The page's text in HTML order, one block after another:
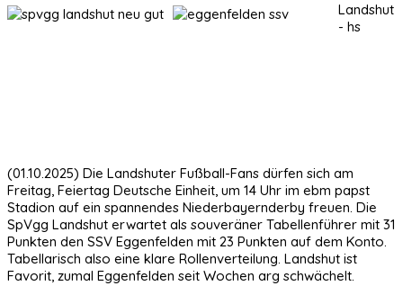
Landshut
- hs
(01.10.2025) Die Landshuter Fußball-Fans dürfen sich am
Freitag, Feiertag Deutsche Einheit, um 14 Uhr im ebm papst
Stadion auf ein spannendes Niederbayernderby freuen. Die
SpVgg Landshut erwartet als souveräner Tabellenführer mit 31
Punkten den SSV Eggenfelden mit 23 Punkten auf dem Konto.
Tabellarisch also eine klare Rollenverteilung. Landshut ist
Favorit, zumal Eggenfelden seit Wochen arg schwächelt.